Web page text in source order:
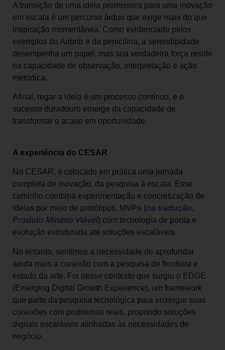
A transição de uma ideia promissora para uma inovação
em escala é um percurso árduo que exige mais do que
inspiração momentânea. Como evidenciado pelos
exemplos do Airbnb e da penicilina, a serendipidade
desempenha um papel, mas sua verdadeira força reside
na capacidade de observação, interpretação e ação
metódica.
Afinal, regar a ideia é um processo contínuo, e o
sucesso duradouro emerge da capacidade de
transformar o acaso em oportunidade.
A experiência do CESAR
No CESAR, é colocado em prática uma jornada
completa de inovação, da pesquisa à escala. Esse
caminho combina experimentação e concretização de
ideias por meio de protótipos, MVPs (na tradução,
Produto Mínimo Viável) com tecnologia de ponta e
evolução estruturada até soluções escaláveis.
No entanto, sentimos a necessidade de aprofundar
ainda mais a conexão com a pesquisa de fronteira e
estado da arte. Foi nesse contexto que surgiu o EDGE
(Emerging Digital Growth Experience), um framework
que parte da pesquisa tecnológica para enxergar suas
conexões com problemas reais, propondo soluções
digitais escaláveis alinhadas às necessidades de
negócio.